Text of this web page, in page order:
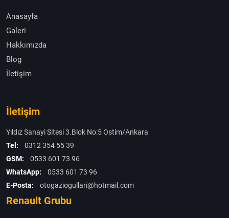
Anasayfa
Galeri
Hakkımızda
Blog
İletişim
İletişim
Yıldız Sanayi Sitesi 3.Blok No:5 Ostim/Ankara
Tel:
0312 354 55 39
GSM:
0533 601 73 96
WhatsApp:
0533 601 73 96
E-Posta:
otogaziogullari@hotmail.com
Renault Grubu